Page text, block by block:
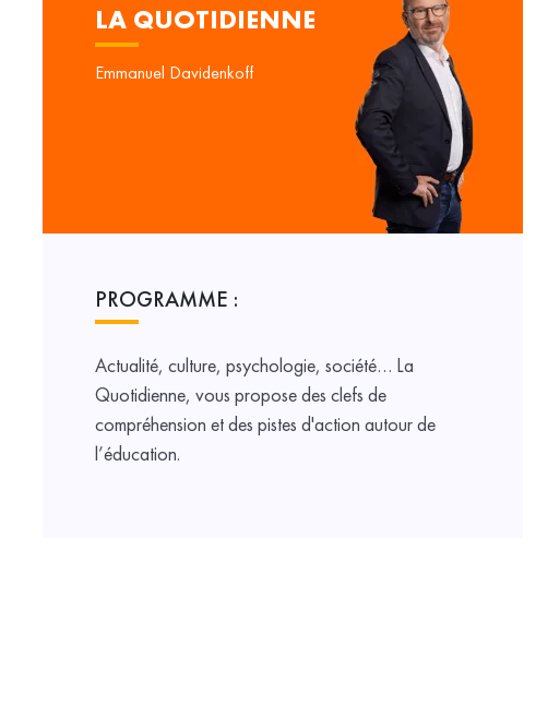
LA QUOTIDIENNE
Emmanuel Davidenkoff
PROGRAMME :
Actualité, culture, psychologie, société… La
Quotidienne, vous propose des clefs de
compréhension et des pistes d'action autour de
l’éducation.